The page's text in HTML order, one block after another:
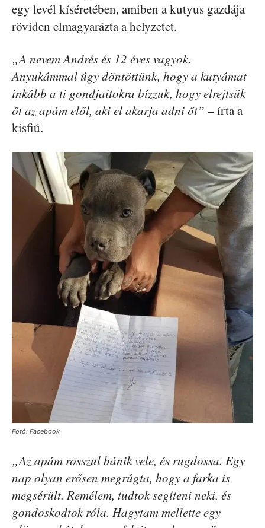
egy levél kíséretében, amiben a kutyus gazdája
röviden elmagyarázta a helyzetet.
„A nevem Andrés és 12 éves vagyok.
Anyukámmal úgy döntöttünk, hogy a kutyámat
inkább a ti gondjaitokra bízzuk, hogy elrejtsük
őt az apám elől, aki el akarja adni őt” – írta a
kisfiú.
Fotó: Facebook
„Az apám rosszul bánik vele, és rugdossa. Egy
nap olyan erősen megrúgta, hogy a farka is
megsérült. Remélem, tudtok segíteni neki, és
gondoskodtok róla. Hagytam mellette egy